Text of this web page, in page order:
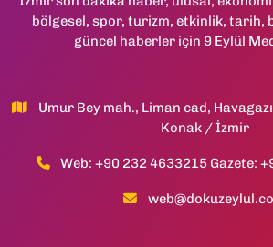
bölgesel, spor, turizm, etkinlik, tarih,
güncel haberler için 9 Eylül
Umur Bey mah., Liman cad,
Konak / İzmir
Web: +90 232 4633215 Gazete: